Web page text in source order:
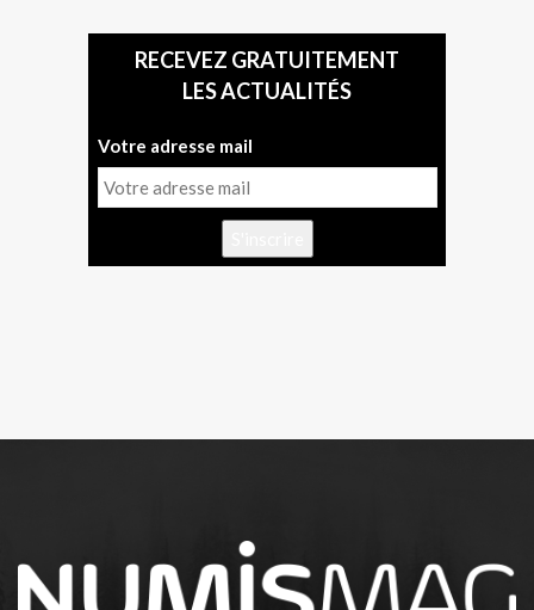
RECEVEZ GRATUITEMENT
LES ACTUALITÉS
Votre adresse mail